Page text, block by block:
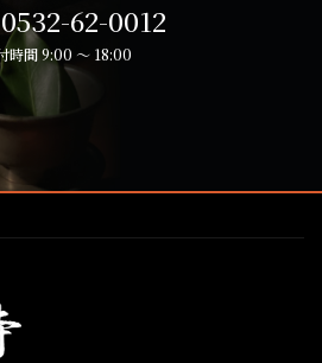
62-0012
時間 9:00 ～ 18:00